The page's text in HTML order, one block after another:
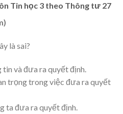
Tin học 3 theo Thông tư 27
là sai?
và đưa ra quyết định.
trọng trong việc đưa ra quyết
ta đưa ra quyết định.